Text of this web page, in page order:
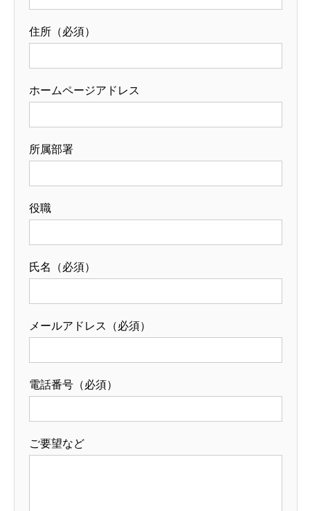
住所（必須）
ホームページアドレス
所属部署
役職
氏名（必須）
メールアドレス（必須）
電話番号（必須）
ご要望など